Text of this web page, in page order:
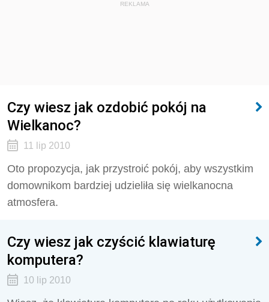
REKLAMA
Czy wiesz jak ozdobić pokój na
Wielkanoc?
11 lip 2010
Oto propozycja, jak przystroić pokój, aby wszystkim
domownikom bardziej udzieliła się wielkanocna
atmosfera.
Czy wiesz jak czyścić klawiaturę
komputera?
10 lip 2010